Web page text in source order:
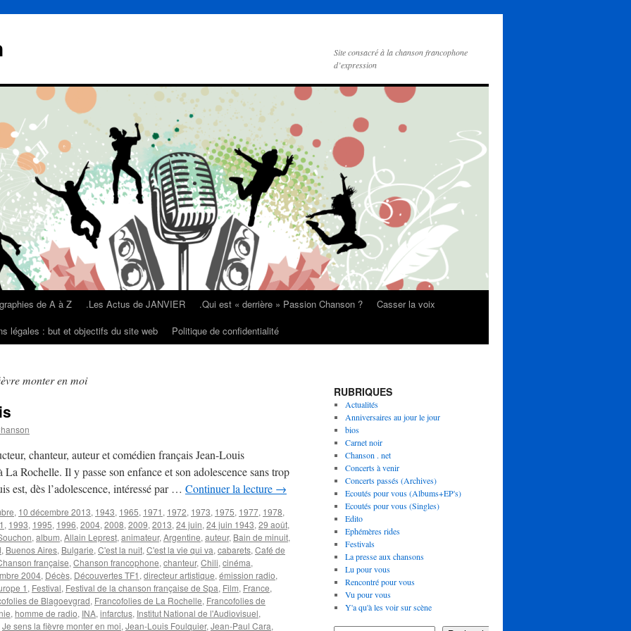
Site consacré à la chanson francophone
d’expression
de A à Z .Les Actus de JANVIER .Qui est « derrière » Passion Chanson ?
Casser la voix
légales : but et objectifs du site web Politique de confidentialité
monter en moi
chanteur, auteur et comédien français Jean-Louis
Rochelle. Il y passe son enfance et son adolescence sans trop
est, dès l’adolescence, intéressé par … Continuer la lecture →
, 10 décembre 2013, 1943, 1965, 1971 , 1972, 1973, 1975, 1977, 1978,
, 1993, 1995, 1996, 2004, 2008, 2009, 2013, 24 juin, 24 juin 1943, 29 août,
, album, Allain Leprest, animateur, Argentine, auteur, Bain de minuit,
, Buenos Aires, Bulgarie, C'est la nuit, C'est la vie qui va, cabarets, Café de
française, Chanson francophone, chanteur, Chili, cinéma,
2004, Décès, Découvertes TF1 , directeur artistique, émission radio,
1 , Festival, Festival de la chanson française de Spa, Film, France,
de Blagoevgrad, Francofolies de La Rochelle, Francofolies de
, homme de radio, INA, infarctus, Institut National de l'Audiovisuel,
Je sens la fièvre monter en moi, Jean-Louis Foulquier, Jean-Paul Cara,
RUBRIQUES
Actualités
Anniversaires au jour le jour
bios
Carnet noir
Chanson . net
Concerts à venir
Concerts passés (Archives)
Ecoutés pour vous (Albums+EP's)
Ecoutés pour vous (Singles)
Edito
Ephémères rides
Festivals
La presse aux chansons
Lu pour vous
Rencontré pour vous
Vu pour vous
Y'a qu'à les voir sur scène